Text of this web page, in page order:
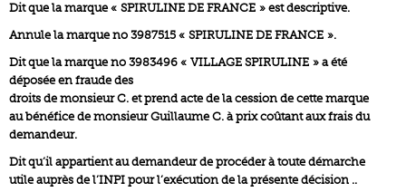
Dit que la marque « SPIRULINE DE FRANCE » est descriptive.
Annule la marque no 3987515 « SPIRULINE DE FRANCE ».
Dit que la marque no 3983496 « VILLAGE SPIRULINE » a été
déposée en fraude des
droits de monsieur C. et prend acte de la cession de cette marque
au bénéfice de monsieur Guillaume C. à prix coûtant aux frais du
demandeur.
Dit qu’il appartient au demandeur de procéder à toute démarche
utile auprès de l’INPI pour l’exécution de la présente décision ..